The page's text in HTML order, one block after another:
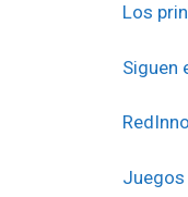
Los
Siguen
Juegos